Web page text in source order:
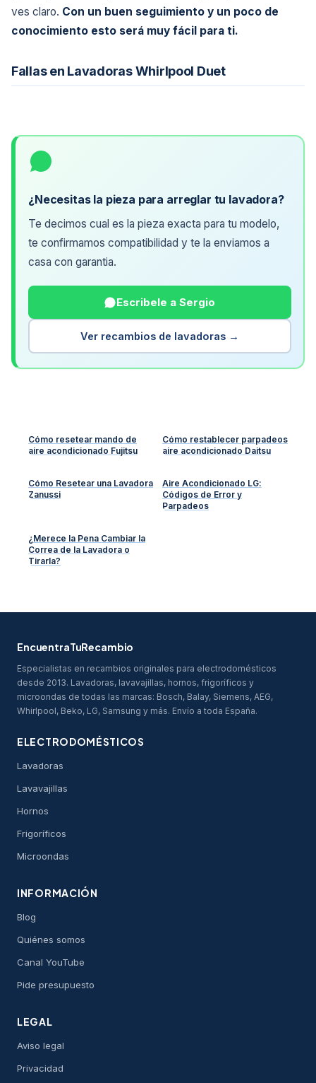
ves claro. Con un buen seguimiento y un poco de
conocimiento esto será muy fácil para ti.
Fallas en Lavadoras Whirlpool Duet
¿Necesitas la pieza para arreglar tu lavadora?
Te decimos cual es la pieza exacta para tu modelo,
te confirmamos compatibilidad y te la enviamos a
casa con garantia.
Escribele a Sergio
Ver recambios de lavadoras →
Cómo resetear mando de
aire acondicionado Fujitsu
Cómo restablecer parpadeos
aire acondicionado Daitsu
Cómo Resetear una Lavadora
Zanussi
Aire Acondicionado LG:
Códigos de Error y
Parpadeos
¿Merece la Pena Cambiar la
Correa de la Lavadora o
Tirarla?
EncuentraTuRecambio
Especialistas en recambios originales para electrodomésticos
desde 2013. Lavadoras, lavavajillas, hornos, frigoríficos y
microondas de todas las marcas: Bosch, Balay, Siemens, AEG,
Whirlpool, Beko, LG, Samsung y más. Envío a toda España.
ELECTRODOMÉSTICOS
Lavadoras
Lavavajillas
Hornos
Frigoríficos
Microondas
INFORMACIÓN
Blog
Quiénes somos
Canal YouTube
Pide presupuesto
LEGAL
Aviso legal
Privacidad